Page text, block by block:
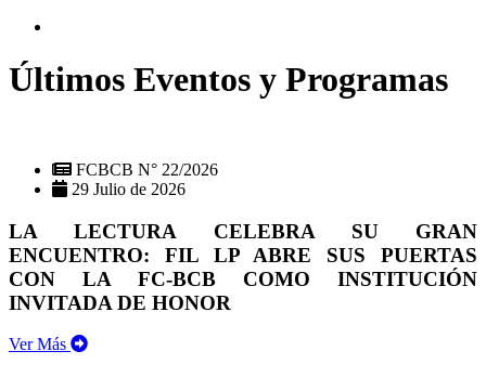
Últimos Eventos y Programas
FCBCB N° 22/2026
29 Julio de 2026
LA LECTURA CELEBRA SU GRAN
ENCUENTRO: FIL LP ABRE SUS PUERTAS
CON LA FC-BCB COMO INSTITUCIÓN
INVITADA DE HONOR
Ver Más